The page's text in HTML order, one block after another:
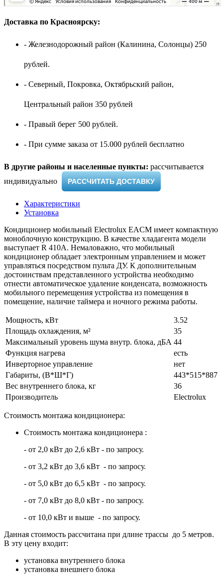
Доставка по Красноярску:
- Железнодорожный район (Калинина, Солонцы) 250
рублей.
- Северный, Покровка, Октябрьский район,
Центральный район 350 рублей
- Правый берег 500 рублей.
- При сумме заказа от 15.000 рублей бесплатно
В другие районы и населенные пункты: рассчитывается
индивидуально ​
РАССЧИТАТЬ ДОСТАВКУ
Характеристики
Установка
Кондиционер мобильный Electrolux EACM имеет компактную
моноблочную конструкцию. В качестве хладагента модели
выступает R 410A. Немаловажно, что мобильный
кондиционер обладает электронным управлением и может
управляться посредством пульта ДУ. К дополнительным
достоинствам представленного устройства необходимо
отнести автоматическое удаление конденсата, возможность
мобильного перемещения устройства из помещения в
помещение, наличие таймера и ночного режима работы.
Мощность, кВт
3.52
Площадь охлаждения, м²
35
Максимальный уровень шума внутр. блока, дБА 44
Функция нагрева
есть
Инверторное управление
нет
Габариты, (В*Ш*Г)
443*515*887
Вес внутреннего блока, кг
36
Производитель
Electrolux
Стоимость монтажа кондиционера:
Стоимость монтажа кондиционера :
- от 2,0 кВт до 2,6 кВт - по запросу.
- от 3,2 кВт до 3,6 кВт - по запросу.
- от 5,0 кВт до 6,5 кВт - по запросу.
- от 7,0 кВт до 8,0 кВт - по запросу.
- от 10,0 кВт и выше - по запросу.
Данная стоимость рассчитана при длине трассы до 5 метров.
В эту цену входит:
установка внутреннего блока
установка внешнего блока